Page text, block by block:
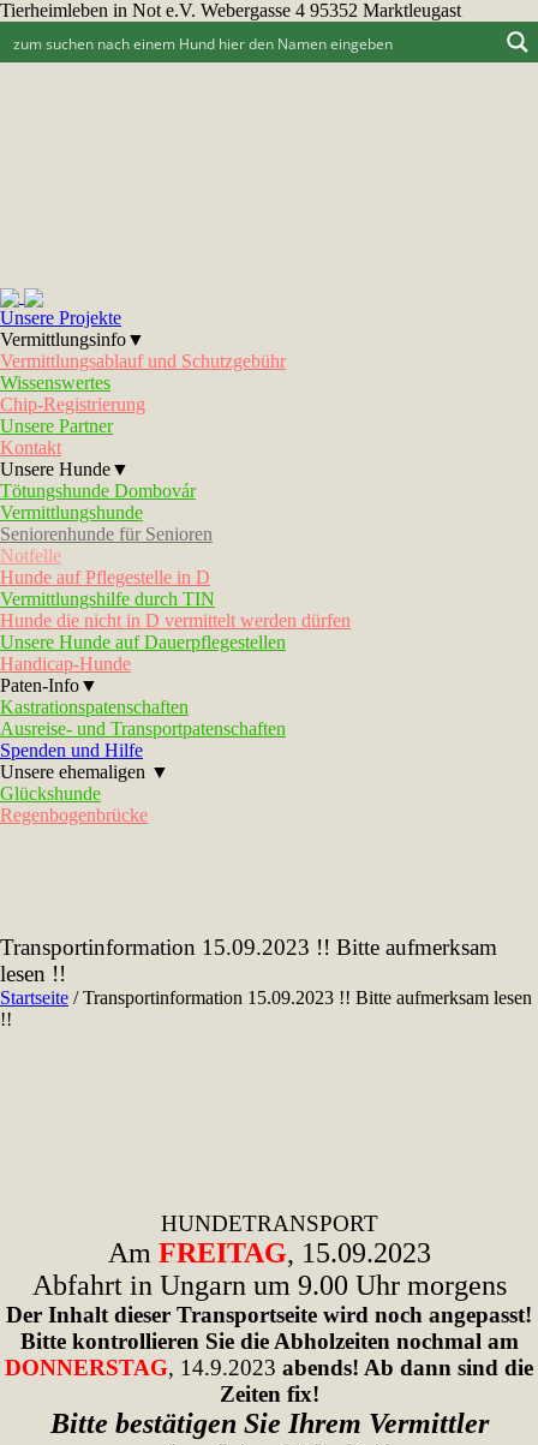
Tierheimleben in Not e.V. Webergasse 4 95352 Marktleugast
Unsere Projekte
Vermittlungsinfo▼
Vermittlungsablauf und Schutzgebühr
Wissenswertes
Chip-Registrierung
Unsere Partner
Kontakt
Unsere Hunde▼
Tötungshunde Dombovár
Vermittlungshunde
Seniorenhunde für Senioren
Notfelle
Hunde auf Pflegestelle in D
Vermittlungshilfe durch TIN
Hunde die nicht in D vermittelt werden dürfen
Unsere Hunde auf Dauerpflegestellen
Handicap-Hunde
Paten-Info▼
Kastrationspatenschaften
Ausreise- und Transportpatenschaften
Spenden und Hilfe
Unsere ehemaligen ▼
Glückshunde
Regenbogenbrücke
Transportinformation 15.09.2023 !! Bitte aufmerksam
lesen !!
Startseite /Transportinformation 15.09.2023 !! Bitte aufmerksam lesen
!!
HUNDETRANSPORT
Am FREITAG, 15.09.2023
Abfahrt in Ungarn um 9.00 Uhr morgens
Der Inhalt dieser Transportseite wird noch angepasst!
Bitte kontrollieren Sie die Abholzeiten nochmal am
DONNERSTAG, 14.9.2023 abends! Ab dann sind die
Zeiten fix!
Bitte bestätigen Sie Ihrem Vermittler